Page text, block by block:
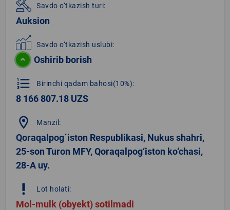
Savdo o‘tkazish turi:
Auksion
Savdo o‘tkazish uslubi:
Oshirib borish
format_list_numbered Birinchi qadam bahosi(10%):
8 166 807.18 UZS
location_on Manzil:
Qoraqalpog`iston Respublikasi, Nukus shahri,
25-son Turon MFY, Qoraqalpog‘iston ko‘chasi,
28-A uy.
priority_high Lot holati:
Mol-mulk (obyekt) sotilmadi